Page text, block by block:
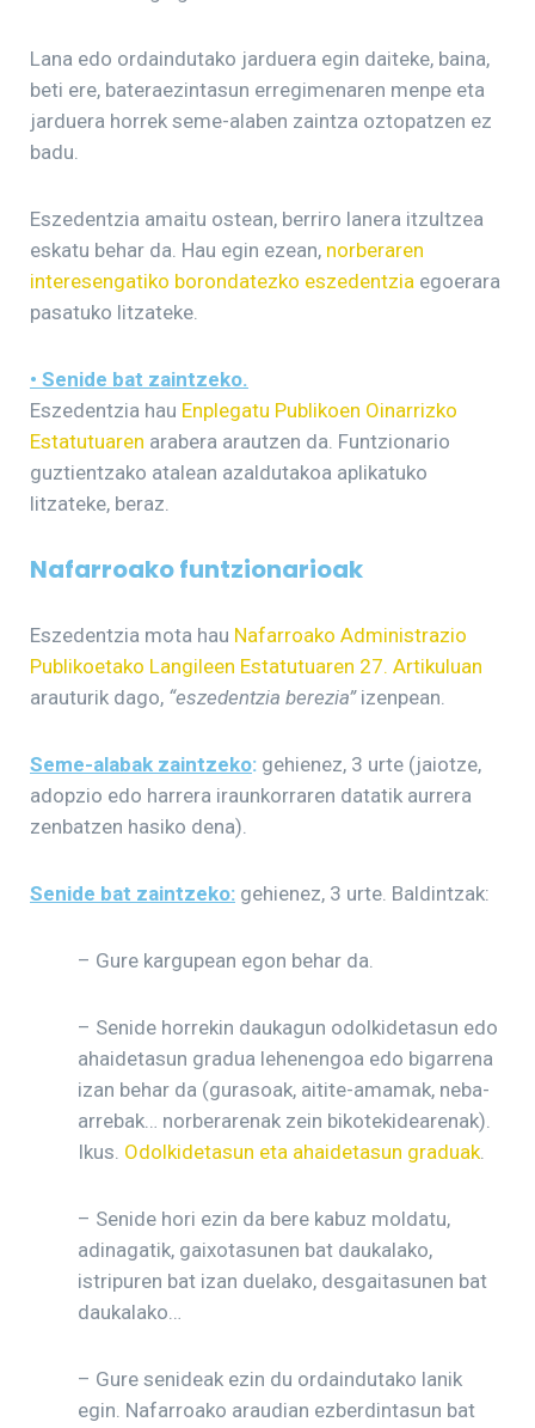
Lana edo ordaindutako jarduera egin daiteke, baina,
beti ere, bateraezintasun erregimenaren menpe eta
jarduera horrek seme-alaben zaintza oztopatzen ez
badu.
Eszedentzia amaitu ostean, berriro lanera itzultzea
eskatu behar da. Hau egin ezean, norberaren
interesengatiko borondatezko eszedentzia egoerara
pasatuko litzateke.
• Senide bat zaintzeko.
Eszedentzia hau Enplegatu Publikoen Oinarrizko
Estatutuaren arabera arautzen da. Funtzionario
guztientzako atalean azaldutakoa aplikatuko
litzateke, beraz.
Nafarroako funtzionarioak
Eszedentzia mota hau Nafarroako Administrazio
Publikoetako Langileen Estatutuaren 27. Artikuluan
arauturik dago, “eszedentzia berezia”izenpean.
Seme-alabak zaintzeko: gehienez, 3 urte (jaiotze,
adopzio edo harrera iraunkorraren datatik aurrera
zenbatzen hasiko dena).
Senide bat zaintzeko: gehienez, 3 urte. Baldintzak:
– Gure kargupean egon behar da.
– Senide horrekin daukagun odolkidetasun edo
ahaidetasun gradua lehenengoa edo bigarrena
izan behar da (gurasoak, aitite-amamak, neba-
arrebak… norberarenak zein bikotekidearenak).
Ikus. Odolkidetasun eta ahaidetasun graduak.
– Senide hori ezin da bere kabuz moldatu,
adinagatik, gaixotasunen bat daukalako,
istripuren bat izan duelako, desgaitasunen bat
daukalako…
– Gure senideak ezin du ordaindutako lanik
egin. Nafarroako araudian ezberdintasun bat